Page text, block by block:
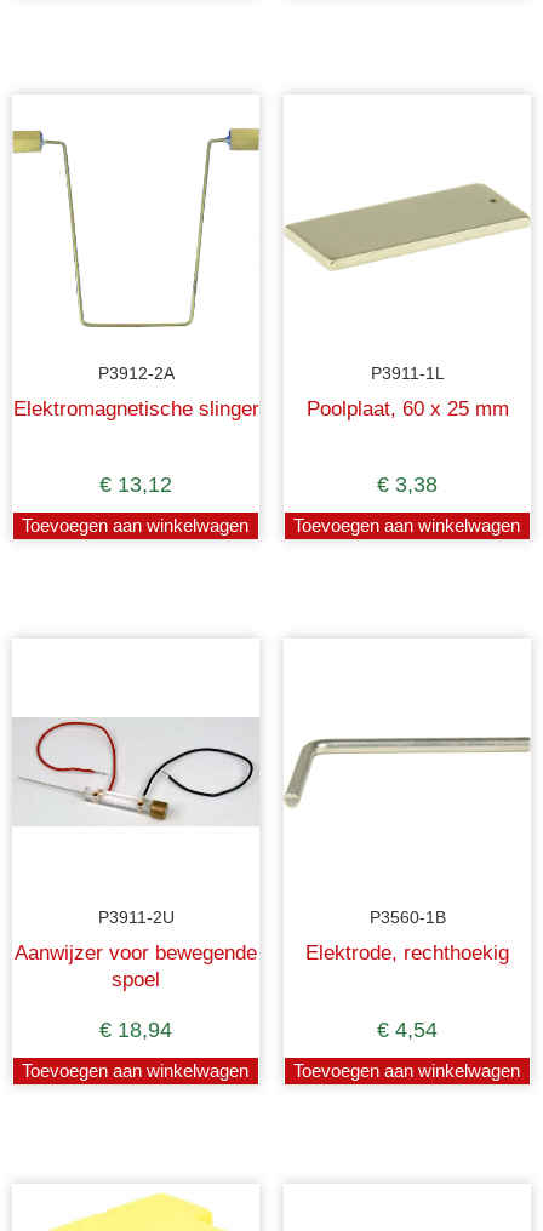
P3912-2A
Elektromagnetische slinger
€ 13,12
Toevoegen aan winkelwagen
P3911-1L
Poolplaat, 60 x 25 mm
€ 3,38
Toevoegen aan winkelwagen
P3911-2U
Aanwijzer voor bewegende
spoel
€ 18,94
Toevoegen aan winkelwagen
P3560-1B
Elektrode, rechthoekig
€ 4,54
Toevoegen aan winkelwagen